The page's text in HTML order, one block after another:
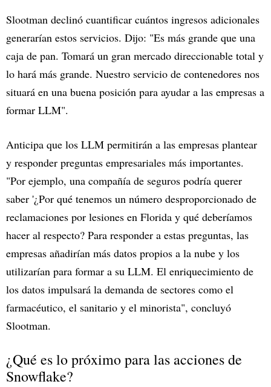
Slootman declinó cuantificar cuántos ingresos adicionales
generarían estos servicios. Dijo: "Es más grande que una
caja de pan. Tomará un gran mercado direccionable total y
lo hará más grande. Nuestro servicio de contenedores nos
situará en una buena posición para ayudar a las empresas a
formar LLM".
Anticipa que los LLM permitirán a las empresas plantear
y responder preguntas empresariales más importantes.
"Por ejemplo, una compañía de seguros podría querer
saber '¿Por qué tenemos un número desproporcionado de
reclamaciones por lesiones en Florida y qué deberíamos
hacer al respecto? Para responder a estas preguntas, las
empresas añadirían más datos propios a la nube y los
utilizarían para formar a su LLM. El enriquecimiento de
los datos impulsará la demanda de sectores como el
farmacéutico, el sanitario y el minorista", concluyó
Slootman.
¿Qué es lo próximo para las acciones de
Snowflake?